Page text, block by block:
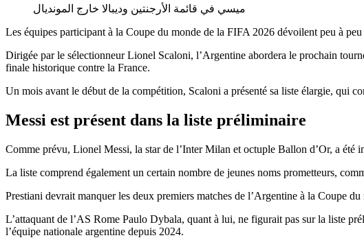
ميسي في قائمة الأرجنتين وديبالا خارج المونديال
Les équipes participant à la Coupe du monde de la FIFA 2026 dévoilent peu à
Dirigée par le sélectionneur Lionel Scaloni, l’Argentine abordera le prochain
finale historique contre la France.
Un mois avant le début de la compétition, Scaloni a présenté sa liste élargie, qui
Messi est présent dans la liste préliminaire
Comme prévu, Lionel Messi, la star de l’Inter Milan et octuple Ballon d’Or, a été
La liste comprend également un certain nombre de jeunes noms prometteurs,
Prestiani devrait manquer les deux premiers matches de l’Argentine à la Coupe
L’attaquant de l’AS Rome Paulo Dybala, quant à lui, ne figurait pas sur la liste
l’équipe nationale argentine depuis 2024.